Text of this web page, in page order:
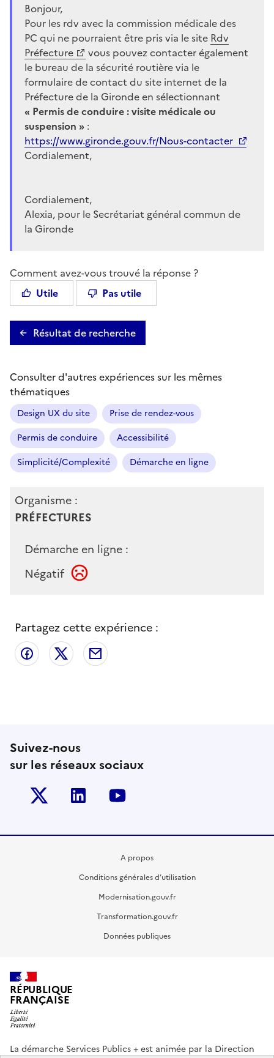
Bonjour,
Pour les rdv avec la commission médicale des
PC qui ne pourraient être pris via le site Rdv
Préfecture
vous pouvez contacter également
le bureau de la sécurité routière via le
formulaire de contact du site internet de la
Préfecture de la Gironde en sélectionnant
« Permis de conduire : visite médicale ou
suspension » :
https://www.gironde.gouv.fr/Nous-contacter
Cordialement,
Cordialement,
Alexia, pour le Secrétariat général commun de
la Gironde
Comment avez-vous trouvé la réponse ?
Utile
Pas utile
Résultat de recherche
Consulter d'autres expériences sur les mêmes
thématiques
Design UX du site
Prise de rendez-vous
Permis de conduire
Accessibilité
Simplicité/Complexité
Démarche en ligne
Organisme :
PRÉFECTURES
Démarche en ligne :
Négatif
Partagez cette expérience :
Partager sur Facebook
Partager sur X
Suivez-nous
sur les réseaux sociaux
Twitter-x Linkedin
A propos
Conditions générales d’utilisation
Modernisation.gouv.fr
Transformation.gouv.fr
Données publiques
RÉPUBLIQUE
FRANÇAISE
La démarche Services Publics + est animée par la Direction